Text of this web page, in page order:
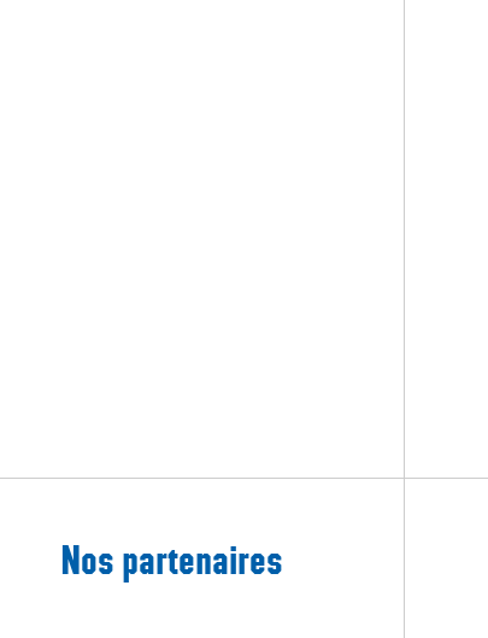
Nos partenaires